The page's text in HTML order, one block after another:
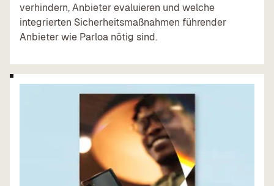
verhindern, Anbieter evaluieren und welche
integrierten Sicherheitsmaßnahmen führender
Anbieter wie Parloa nötig sind.